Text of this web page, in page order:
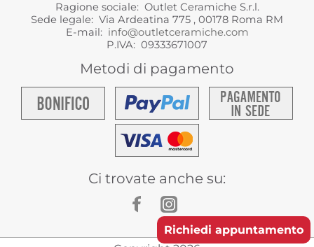
Richiedi appuntamento
Ragione sociale: Outlet Ceramiche S.r.l.
Sede legale: Via Ardeatina 775 , 00178 Roma RM
E-mail: info@outletceramiche.com
P.IVA: 09333671007
Metodi di pagamento
Ci trovate anche su: